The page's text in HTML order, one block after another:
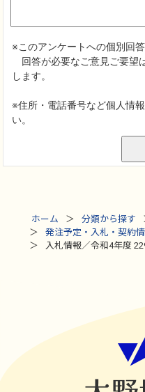
ホーム
分類から探す
発注予定・入札・契約
入札情報／令和4年度